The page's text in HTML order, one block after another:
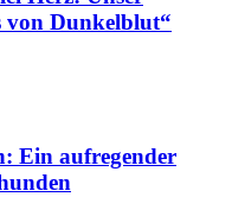
von Dunkelblut“
Ein aufregender